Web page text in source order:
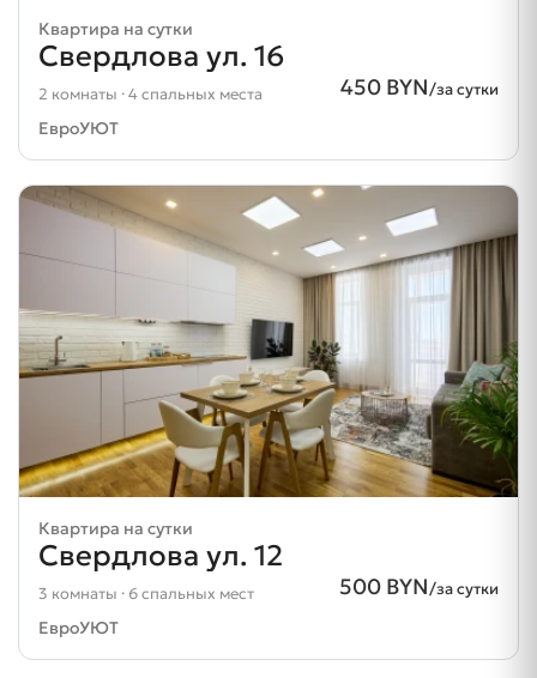
Квартира на сутки
Свердлова ул. 16
450 BYN/за сутки
2 комнаты · 4 спальных места
ЕвроУЮТ
Квартира на сутки
Свердлова ул. 12
500 BYN/за сутки
3 комнаты · 6 спальных мест
ЕвроУЮТ